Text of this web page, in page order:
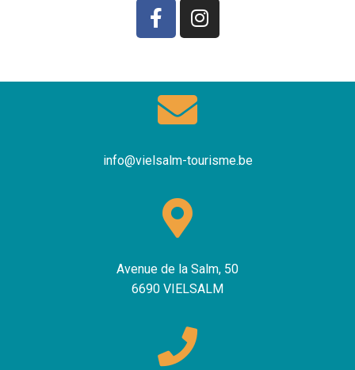
info@vielsalm-tourisme.be
Avenue de la Salm, 50
6690 VIELSALM